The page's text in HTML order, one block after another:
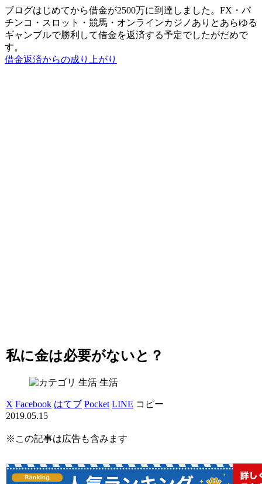
ブログはじめてから借金が2500万に到達しました。FX・パ
チンコ・スロット・競馬・オンラインカジノありとあらゆる
ギャンブルで勝利して借金を返済する予定でしたがだめで
す。
借金返済からの成り上がり
私に金は必要がないと？
生活
X Facebook はてブ Pocket LINE コピー
2019.05.15
※この記事は広告も含みます